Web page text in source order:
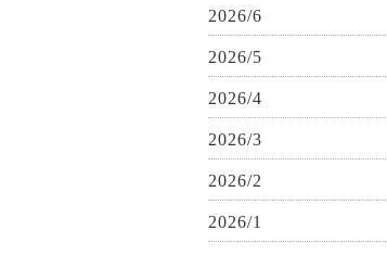
2026/6
2026/5
2026/4
2026/3
2026/2
2026/1